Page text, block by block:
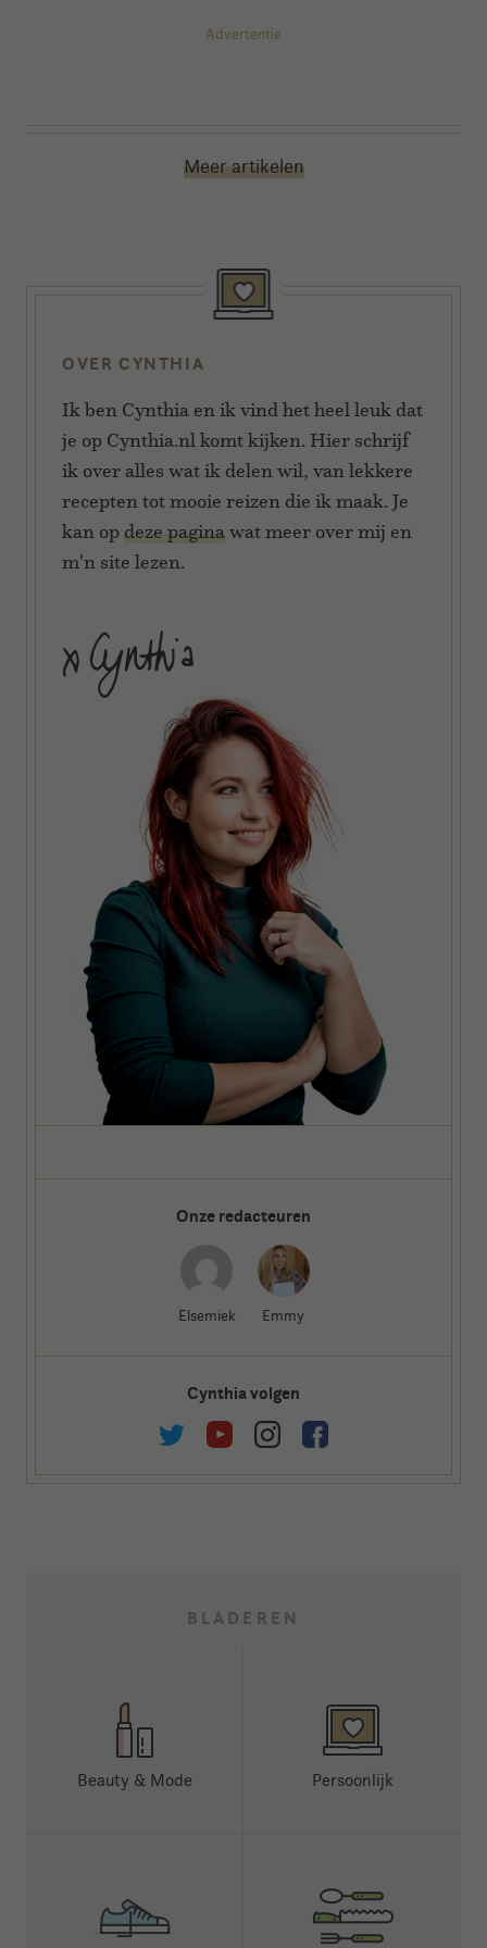
Advertentie
Meer artikelen
OVER CYNTHIA
Ik ben Cynthia en ik vind het heel leuk dat
je op Cynthia.nl komt kijken. Hier schrijf
ik over alles wat ik delen wil, van lekkere
recepten tot mooie reizen die ik maak. Je
kan opdeze paginawat meer over mij en
m'n site lezen.
Onze redacteuren
Elsemiek Emmy
Cynthia volgen
BLADEREN
Beauty & Mode Persoonlijk